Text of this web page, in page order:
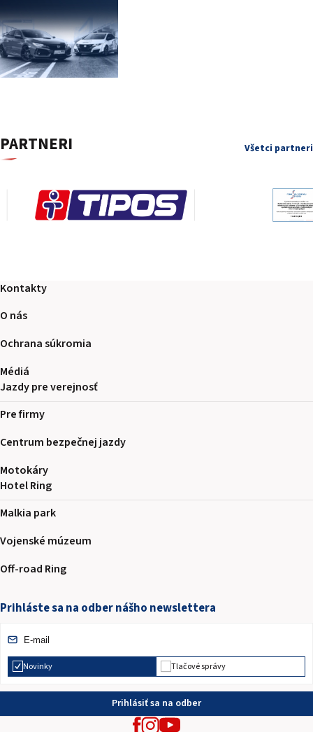
PARTNERI Všetci partneri
Kontakty
O nás
Ochrana súkromia
Médiá
Jazdy pre verejnosť
Pre firmy
Centrum bezpečnej jazdy
Motokáry
Hotel Ring
Malkia park
Vojenské múzeum
Off-road Ring
Prihláste sa na odber nášho newslettera
Novinky Tlačové správy
Prihlásiť sa na odber